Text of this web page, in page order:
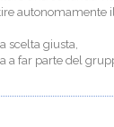
autonomamente
scelta giusta,
a far parte del